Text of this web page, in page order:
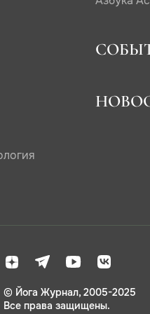
© Йога Журнал, 2005-2025
Все права защищены.